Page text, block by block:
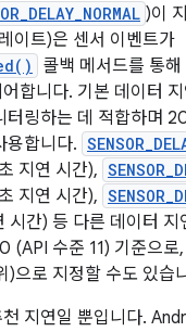
)이
이트)은 센서 이벤트가
콜백 메서드를 통
합니다. 기본 데이터
터링하는 데 적합하며
용합니다.
지연 시간),
지연 시간),
시간) 등 다른 데이터 지
(API 수준 11) 기준으로
)으로 지정할 수도 있습
지연일 뿐입니다.